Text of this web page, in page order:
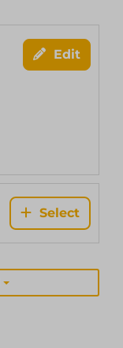
Edit
Select